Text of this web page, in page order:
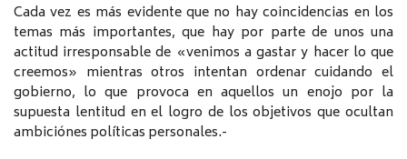
Cada vez es más evidente que no hay coincidencias en los
temas más importantes, que hay por parte de unos una
actitud irresponsable de «venimos a gastar y hacer lo que
creemos» mientras otros intentan ordenar cuidando el
gobierno, lo que provoca en aquellos un enojo por la
supuesta lentitud en el logro de los objetivos que ocultan
ambiciónes políticas personales.-